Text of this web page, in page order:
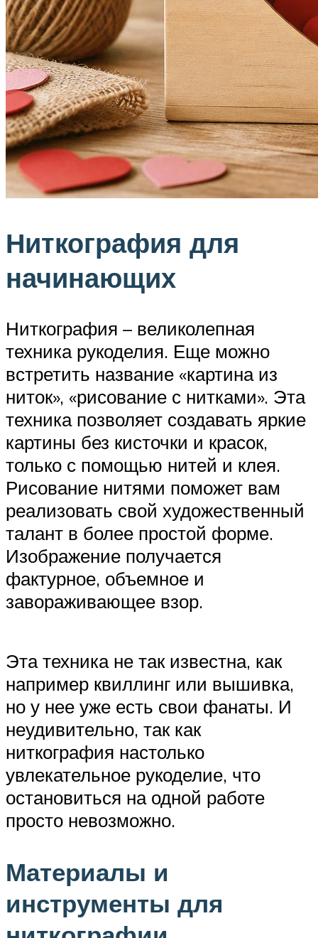
Ниткография для
начинающих
Ниткография – великолепная
техника рукоделия. Еще можно
встретить название «картина из
ниток», «рисование с нитками». Эта
техника позволяет создавать яркие
картины без кисточки и красок,
только с помощью нитей и клея.
Рисование нитями поможет вам
реализовать свой художественный
талант в более простой форме.
Изображение получается
фактурное, объемное и
завораживающее взор.
Эта техника не так известна, как
например квиллинг или вышивка,
но у нее уже есть свои фанаты. И
неудивительно, так как
ниткография настолько
увлекательное рукоделие, что
остановиться на одной работе
просто невозможно.
Материалы и
инструменты для